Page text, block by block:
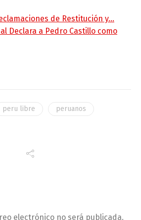
de Restitución y…
Declara a Pedro Castillo como
peru libre peruanos
electrónico no será publicada.